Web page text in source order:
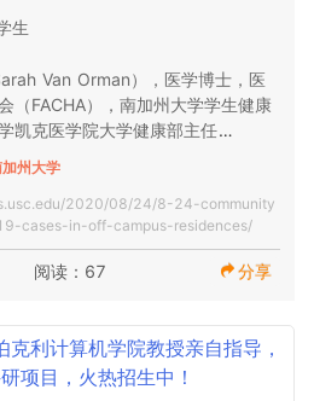
受关键剂量的药物后，为员工，教
地方指南最终确定其疫苗接种政策
在1月发布。同时，我可以告诉您，
苗。服用COVID-19疫苗是保护自
将提供完整的详细信息，但是如果
的Keck Medicine 网站会 根据到
的详细列表。
Keck Medicine如何处理疫苗推出
种疫苗的视频以及其他与疫苗相关
生
Van Orman），医学博士，医
（FACHA），南加州大学学生健康
凯克医学院大学健康部主任
工
外公寓中的Covid-19病例
时，南加州大学学生健康中心在大
，COVID-19病例的数量惊人地增
州大学
2020/08/24/8-24-community
cases-in-off-campus-residences/
阅读：67 分享
克利计算机学院教授亲自指导，
项目，火热招生中！